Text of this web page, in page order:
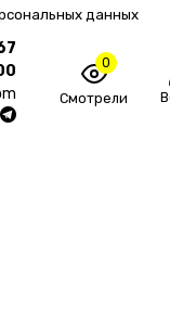
данных
0
Смотрели